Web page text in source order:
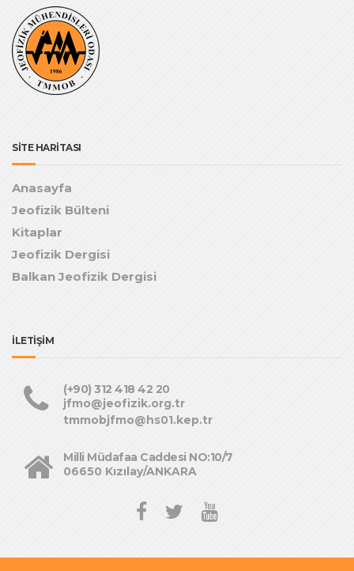
SİTE HARİTASI
Anasayfa
Jeofizik Bülteni
Kitaplar
Jeofizik Dergisi
Balkan Jeofizik Dergisi
İLETİŞİM
(+90) 312 418 42 20
jfmo@jeofizik.org.tr
tmmobjfmo@hs01.kep.tr
Milli Müdafaa Caddesi NO:10/7
06650 Kızılay/ANKARA